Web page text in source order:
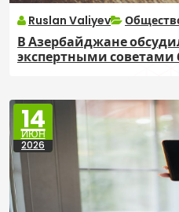
Ruslan Valiyev
В Азербайджане
экспертными советами
14
ИЮН
2026